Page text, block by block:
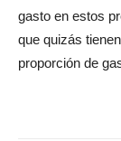
gasto en estos
que quizás
proporción de